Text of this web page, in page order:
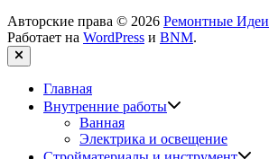
Авторские права © 2026 Ремонтные Идеи
Работает на WordPress и BNM.
Закрыть
Главная
Внутренние работы
Ванная
Электрика и освещение